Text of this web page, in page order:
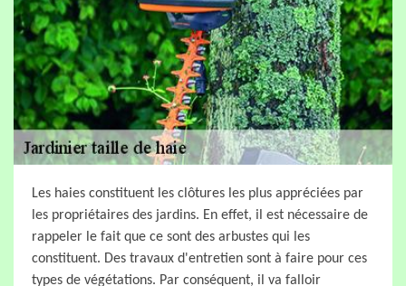
Les haies constituent les clôtures les plus appréciées par
les propriétaires des jardins. En effet, il est nécessaire de
rappeler le fait que ce sont des arbustes qui les
constituent. Des travaux d'entretien sont à faire pour ces
types de végétations. Par conséquent, il va falloir